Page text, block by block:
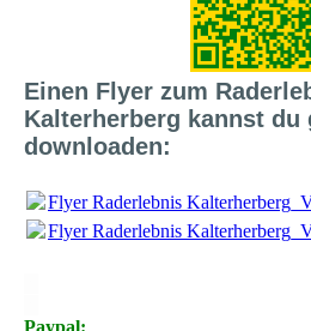
Einen Flyer zum
Kalterherberg kannst du
downloaden:
Flyer Raderlebnis
Flyer Raderlebnis